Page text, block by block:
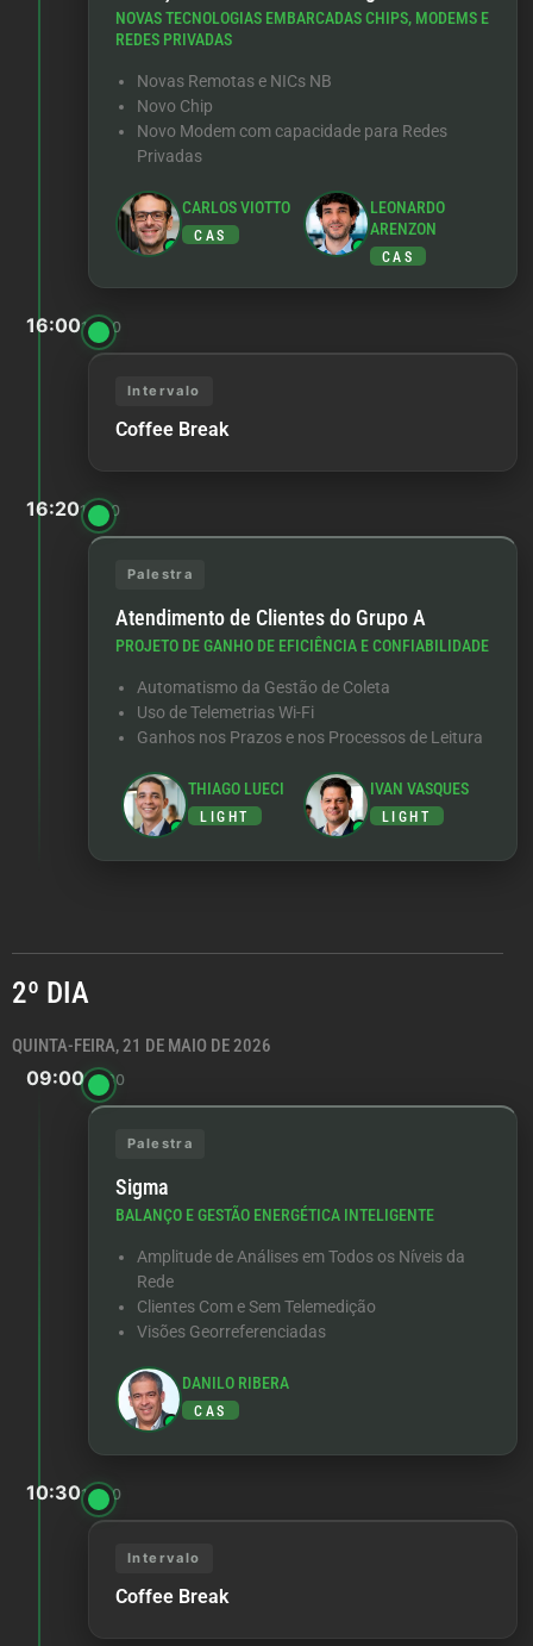
NOVAS TECNOLOGIAS EMBARCADAS CHIPS, MODEMS E
REDES PRIVADAS
Novas Remotas e NICs NB
Novo Chip
Novo Modem com capacidade para Redes
Privadas
CARLOS VIOTTO
CAS
LEONARDO
ARENZON
CAS
16:0016:20
Intervalo
Coffee Break
16:2018:00
Palestra
Atendimento de Clientes do Grupo A
PROJETO DE GANHO DE EFICIÊNCIA E CONFIABILIDADE
Automatismo da Gestão de Coleta
Uso de Telemetrias Wi-Fi
Ganhos nos Prazos e nos Processos de Leitura
THIAGO LUECI
LIGHT
IVAN VASQUES
LIGHT
2º DIA
QUINTA-FEIRA, 21 DE MAIO DE 2026
09:0010:30
Palestra
Sigma
BALANÇO E GESTÃO ENERGÉTICA INTELIGENTE
Amplitude de Análises em Todos os Níveis da
Rede
Clientes Com e Sem Telemedição
Visões Georreferenciadas
DANILO RIBERA
CAS
10:3010:50
Intervalo
Coffee Break